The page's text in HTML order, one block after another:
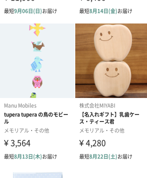
Pink（6,050円） Blue（6,050円）
名入れプリント